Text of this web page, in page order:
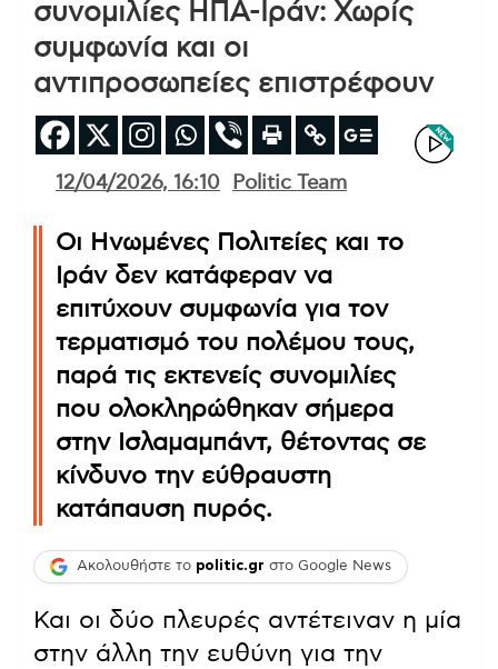
συνομιλίες ΗΠΑ-Ιράν: Χωρίς
συμφωνία και οι
αντιπροσωπείες επιστρέφουν
12/04/2026, 16:10 Politic Team
Οι Ηνωμένες Πολιτείες και το
Ιράν δεν κατάφεραν να
επιτύχουν συμφωνία για τον
τερματισμό του πολέμου τους,
παρά τις εκτενείς συνομιλίες
που ολοκληρώθηκαν σήμερα
στην Ισλαμαμπάντ, θέτοντας σε
κίνδυνο την εύθραυστη
κατάπαυση πυρός.
Ακολουθήστε το politic.gr στο Google News
Και οι δύο πλευρές αντέτειναν η μία
στην άλλη την ευθύνη για την